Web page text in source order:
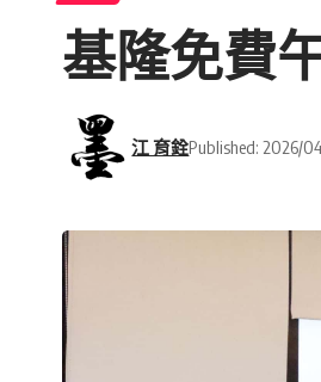
基隆免費
江 育銓Published: 2026/